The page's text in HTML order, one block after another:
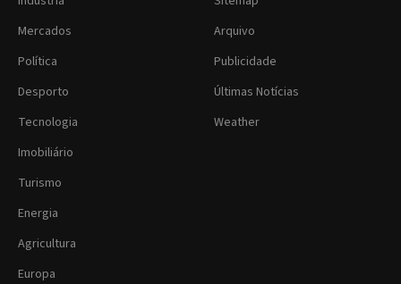
Mercados
Política
Desporto
Tecnologia
Imobiliário
Turismo
Energia
Agricultura
Europa
Arquivo
Publicidade
Últimas Notícias
Weather